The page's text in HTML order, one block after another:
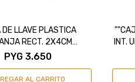
LLAVE PLASTICA
RECT. 2X4CM
PYG 3.650
INT.